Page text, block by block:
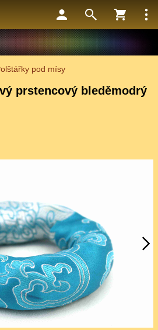
pod mísy
prstencový bleděmodrý